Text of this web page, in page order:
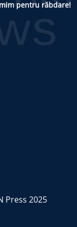
pentru răbdare!
Press 2025